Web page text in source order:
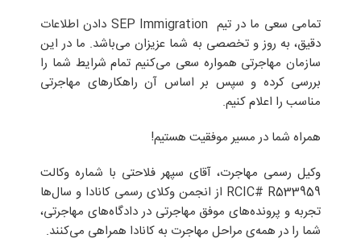
تمامی سعی ما در تیم SEP Immigration دادن اطلاعات
دقیق، به روز و تخصصی به شما عزیزان می‌باشد. ما در این
سازمان مهاجرتی همواره سعی می‌کنیم تمام شرایط شما را
بررسی کرده و سپس بر اساس آن راهکارهای مهاجرتی
مناسب را اعلام کنیم.
همراه شما در مسیر موفقیت هستیم!
وکیل رسمی مهاجرت، آقای سپهر فلاحتی با شماره وکالت
RCIC# R533959 از انجمن وکلای رسمی کانادا و سال‌ها
تجربه و پرونده‌های موفق مهاجرتی در دادگاه‌های مهاجرتی،
شما را در همه‌ی مراحل مهاجرت به کانادا همراهی می‌کنند.